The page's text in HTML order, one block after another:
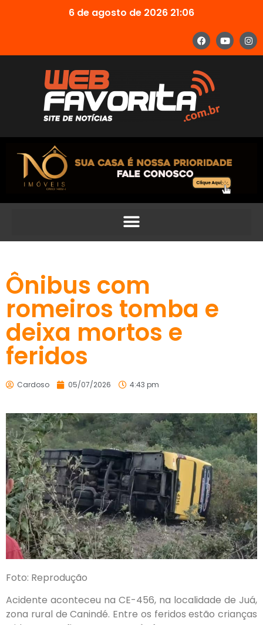
6 de agosto de 2026 21:06
Ônibus com
romeiros tomba e
deixa mortos e
feridos
Cardoso 05/07/2026 4:43 pm
Foto: Reprodução
Acidente aconteceu na CE-456, na localidade de Juá,
zona rural de Canindé. Entre os feridos estão crianças